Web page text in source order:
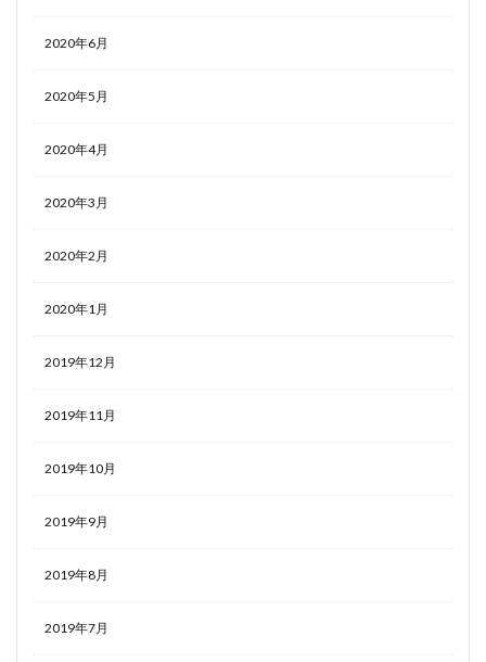
2020年6月
2020年5月
2020年4月
2020年3月
2020年2月
2020年1月
2019年12月
2019年11月
2019年10月
2019年9月
2019年8月
2019年7月